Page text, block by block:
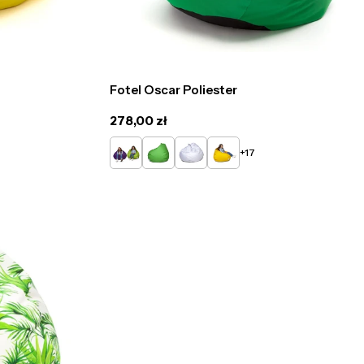
Fotel Oscar Poliester
Cena
regularna
278,00 zł
Limonkowy
ZielonyBiały Żółty +17